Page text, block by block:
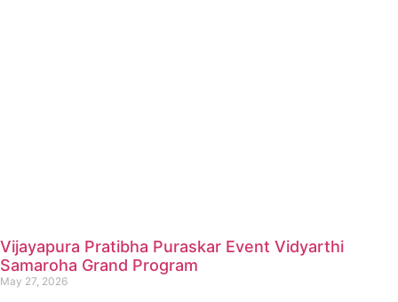
Vijayapura Pratibha Puraskar Event Vidyarthi
Samaroha Grand Program
May 27, 2026